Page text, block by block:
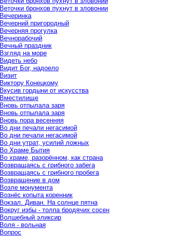
Веточки бронхов пухнут в зловонии
Вечеринка
Вечерний пригородный
Вечерняя прогулка
Вечнорабочий
Вечный праздник
Взгляд на море
Видеть небо
Видит Бог, надоело
Визит
Виктору Конецкому
Вкусив гордыни от искусства
Вместилище
Вновь отпылала заря
Вновь отпылала заря
Вновь пора весенняя
Во дни печали негасимой
Во дни печали негасимой
Во дни утрат, усилий ложных
Во Храме Бытия
Во храме, разорённом, как страна
Возвращаясь с грибного забега
Возвращаясь с грибного пробега
Возвращение в дом
Возле монумента
Вознёс копыта коренник
Вокзал. Диван. На солнце пятна
Вокруг избы - толпа бродячих сосен
Волшебный эликсир
Воля - вольная
Вопрос